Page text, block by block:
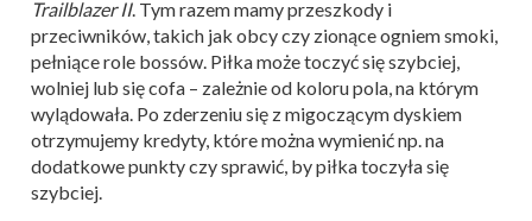
Trailblazer II. Tym razem mamy przeszkody i
przeciwników, takich jak obcy czy zionące ogniem smoki,
pełniące role bossów. Piłka może toczyć się szybciej,
wolniej lub się cofa – zależnie od koloru pola, na którym
wylądowała. Po zderzeniu się z migoczącym dyskiem
otrzymujemy kredyty, które można wymienić np. na
dodatkowe punkty czy sprawić, by piłka toczyła się
szybciej.